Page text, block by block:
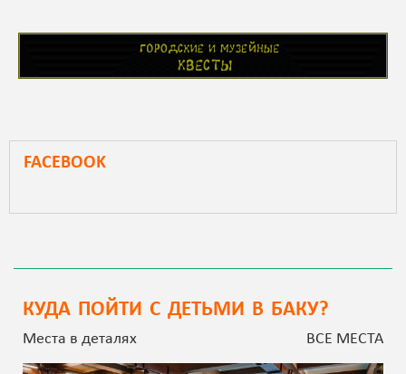
FACEBOOK
КУДА ПОЙТИ С ДЕТЬМИ В БАКУ?
Места в деталях ВСЕ МЕСТА